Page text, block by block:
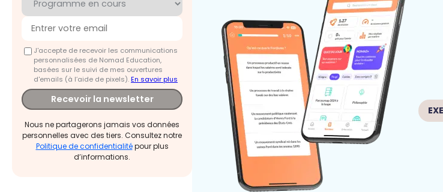
J'accepte de recevoir les communications
personnalisées de Nomad Education,
basées sur le suivi de mes ouvertures
d'emails (à l’aide de pixels).En savoir plus
Recevoir la newsletter
Nous ne partagerons jamais vos données
personnelles avec des tiers. Consultez notre
Politique de confidentialitépour plus
d’informations.